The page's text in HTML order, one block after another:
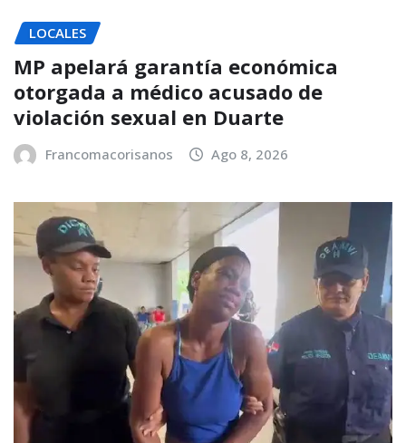
LOCALES
MP apelará garantía económica
otorgada a médico acusado de
violación sexual en Duarte
Francomacorisanos Ago 8, 2026